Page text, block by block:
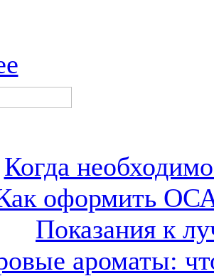
Когда
оформить
Показания к
ароматы: